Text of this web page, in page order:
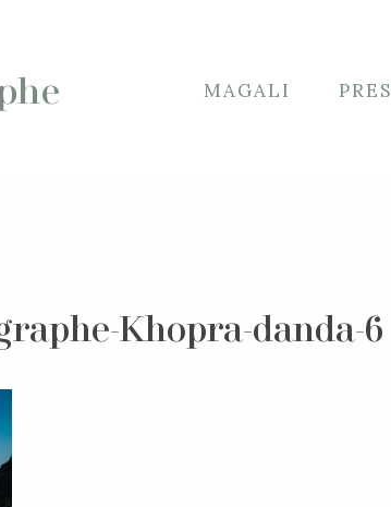
MAGALI
Khopra-danda-6